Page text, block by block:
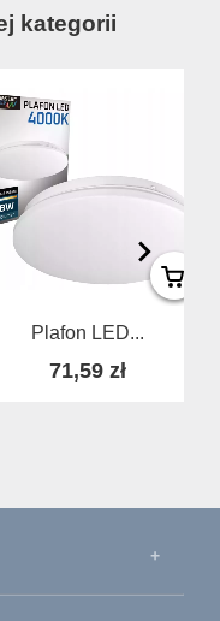
kategorii
Plafon LED...
71,59 zł